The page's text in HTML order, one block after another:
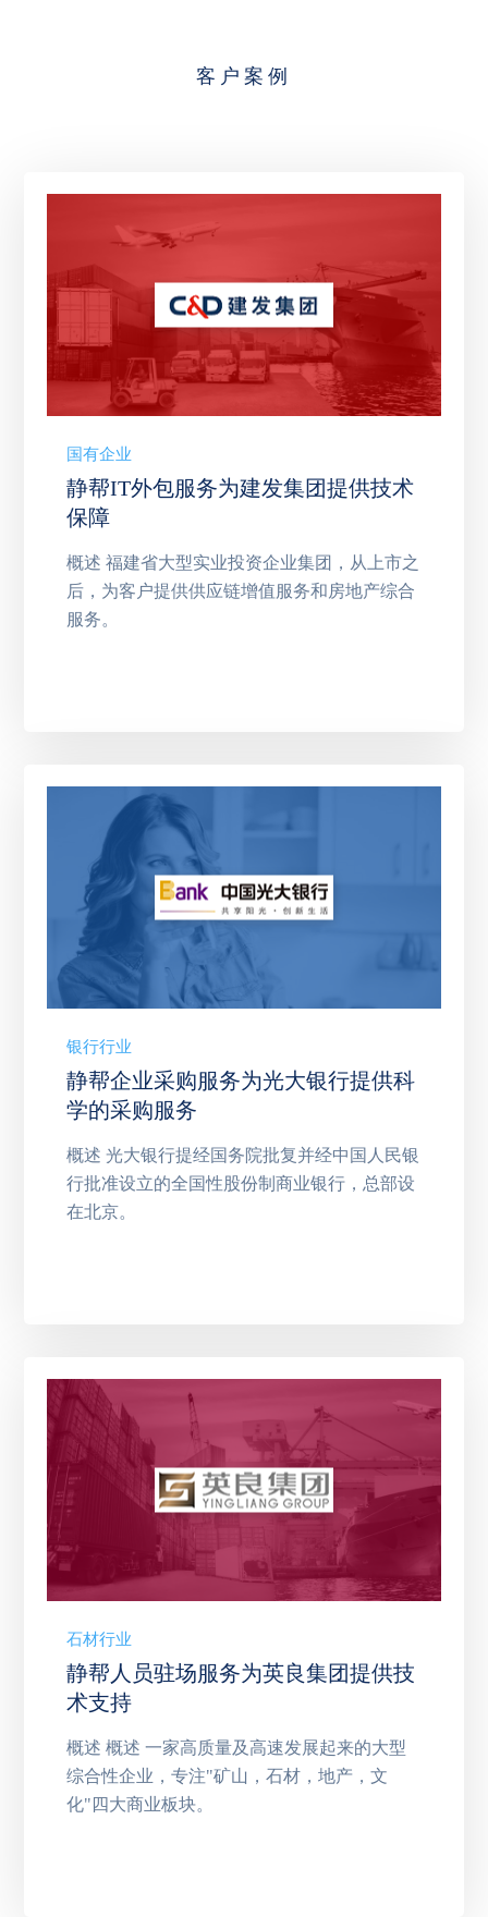
客户案例
国有企业
静帮IT外包服务为建发集团提供技术
保障
概述 福建省大型实业投资企业集团，从上市之
后，为客户提供供应链增值服务和房地产综合
服务。
银行行业
静帮企业采购服务为光大银行提供科
学的采购服务
概述 光大银行提经国务院批复并经中国人民银
行批准设立的全国性股份制商业银行，总部设
在北京。
石材行业
静帮人员驻场服务为英良集团提供技
术支持
概述 概述 一家高质量及高速发展起来的大型
综合性企业，专注"矿山，石材，地产，文
化"四大商业板块。